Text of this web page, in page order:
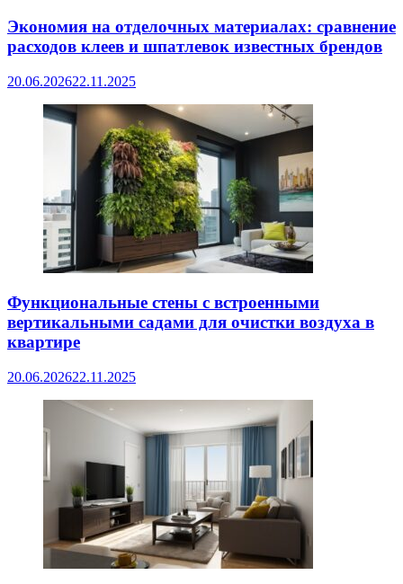
Экономия на отделочных материалах: сравнение
расходов клеев и шпатлевок известных брендов
20.06.202622.11.2025
Функциональные стены с встроенными
вертикальными садами для очистки воздуха в
квартире
20.06.202622.11.2025